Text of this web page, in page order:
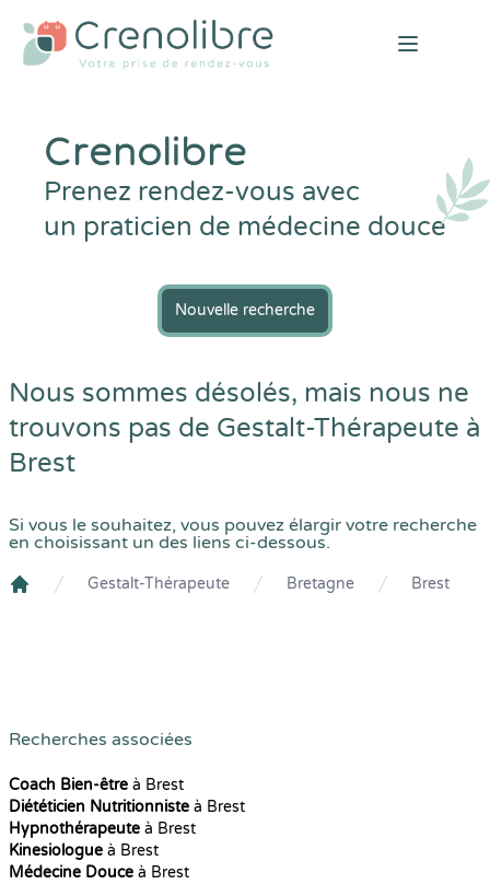
Open
Crenolibre
Prenez rendez-vous avec
un praticien de médecine douce
Nouvelle recherche
Nous sommes désolés, mais nous ne
trouvons pas de Gestalt-Thérapeute à
Brest
Si vous le souhaitez, vous pouvez élargir votre recherche
en choisissant un des liens ci-dessous.
Gestalt-Thérapeute Bretagne Brest
Recherches associées
Coach Bien-être à Brest
Diététicien Nutritionniste à Brest
Hypnothérapeute à Brest
Kinesiologue à Brest
Médecine Douce à Brest